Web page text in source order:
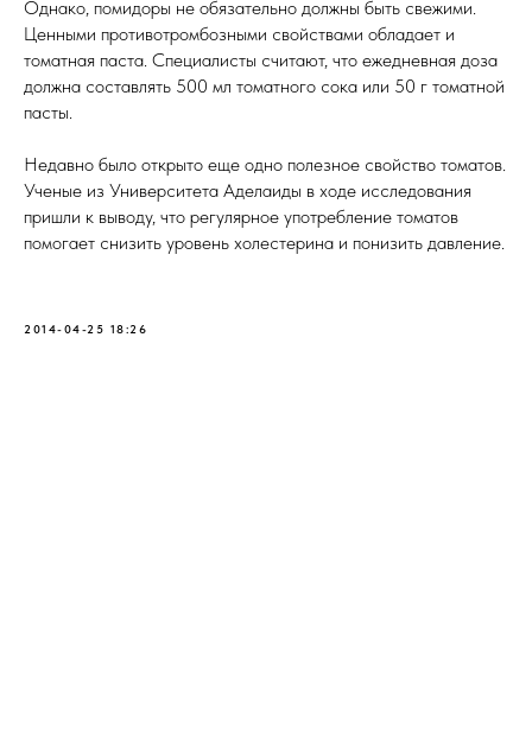
Однако, помидоры не обязательно должны быть свежими.
Ценными противотромбозными свойствами обладает и
томатная паста. Специалисты считают, что ежедневная доза
должна составлять 500 мл томатного сока или 50 г томатной
пасты.
Недавно было открыто еще одно полезное свойство томатов.
Ученые из Университета Аделаиды в ходе исследования
пришли к выводу, что регулярное употребление томатов
помогает снизить уровень холестерина и понизить давление.
2014-04-25 18:26